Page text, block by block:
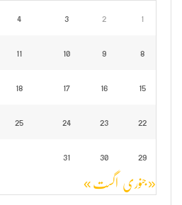
1
2
3
4
8
9
10
11
15
16
17
18
22
23
24
25
29
30
31
« جنوری اگست »